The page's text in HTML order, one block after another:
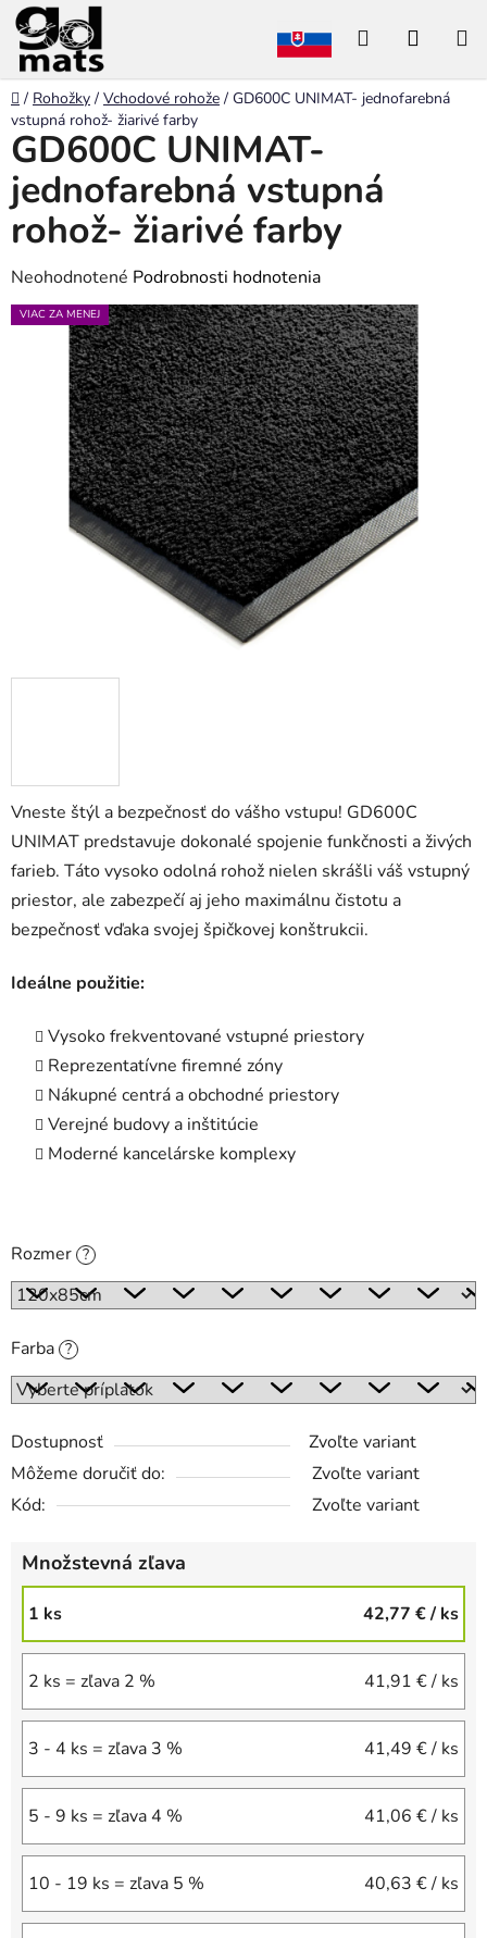
Prejsť
na
obsah
Hľadať
Domov
/ Rohožky / Vchodové rohože / GD600C UNIMAT- jednofarebná
vstupná rohož- žiarivé farby
Vneste štýl a bezpečnosť do vášho vstupu! GD600C
UNIMAT predstavuje dokonalé spojenie funkčnosti a živých
farieb. Táto vysoko odolná rohož nielen skrášli váš vstupný
priestor, ale zabezpečí aj jeho maximálnu čistotu a
bezpečnosť vďaka svojej špičkovej konštrukcii.
Ideálne použitie:
Vysoko frekventované vstupné priestory
Reprezentatívne firemné zóny
Nákupné centrá a obchodné priestory
Verejné budovy a inštitúcie
Moderné kancelárske komplexy
Rozmer ?
Farba ?
Dostupnosť
Zvoľte variant
Môžeme doručiť do:
Zvoľte variant
Kód:
Zvoľte variant
Množstevná zľava
1 ks 42,77 €/ ks
2 ks = zľava 2 % 41,91 €/ ks
3 - 4 ks = zľava 3 % 41,49 €/ ks
5 - 9 ks = zľava 4 % 41,06 €/ ks
10 - 19 ks = zľava 5 % 40,63 €/ ks
GD600C UNIMAT-
jednofarebná vstupná
rohož- žiarivé farby
Priemerné
hodnotenie
produktu
hviezdičiek.
Neohodnotené Podrobnosti hodnotenia
VIAC ZA MENEJ